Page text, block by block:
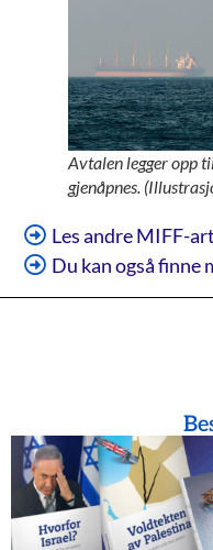
Avtalen legger opp
gjenåpnes.
Les andre MIFF-
Du kan også finne